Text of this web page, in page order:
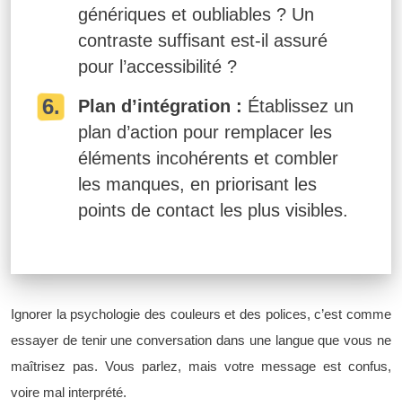
génériques et oubliables ? Un
contraste suffisant est-il assuré
pour l’accessibilité ?
Plan d’intégration : Établissez un
plan d’action pour remplacer les
éléments incohérents et combler
les manques, en priorisant les
points de contact les plus visibles.
Ignorer la psychologie des couleurs et des polices, c’est comme
essayer de tenir une conversation dans une langue que vous ne
maîtrisez pas. Vous parlez, mais votre message est confus,
voire mal interprété.